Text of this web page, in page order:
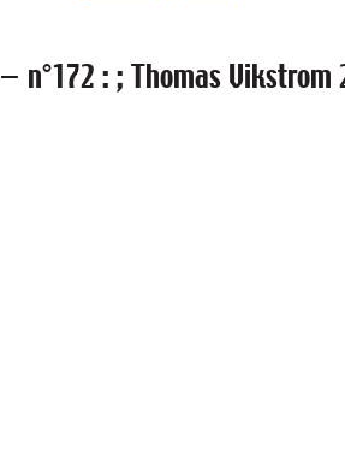
— n°172 : ; Thomas